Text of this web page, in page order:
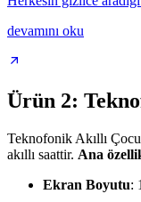
devamını oku
Ürün 2:
Teknofonik Akıllı
akıllı saattir. Ana
Ekran Boyutu: